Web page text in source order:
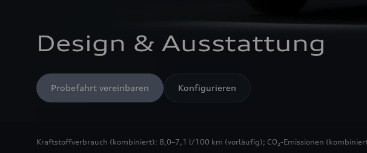
Design & Ausstattung
Probefahrt vereinbaren Konfigurieren
Kraftstoffverbrauch (kombiniert): 8,0–7,1 l/100 km (vorläufig); CO₂-Emissionen